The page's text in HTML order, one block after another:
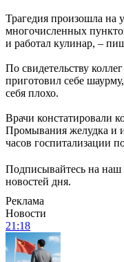
Трагедия произошла на
многочисленных
и работал кулинар, –
По свидетельству
приготовил себе
себя плохо.
Врачи констатировали
Промывания желудка и
часов госпитализации
Подписывайтесь на наш
новостей дня.
Реклама
Новости
21:18